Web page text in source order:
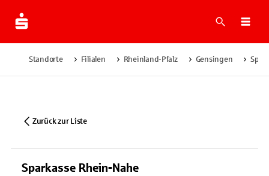
Suche
Standorte Filialen Rheinland-Pfalz Gensingen
Zurück zur Liste
Sparkasse Rhein-Nahe